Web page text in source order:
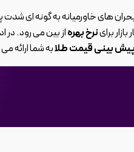
بحران های خاورمیانه به گونه ای
بازار براینرخ بهرهاز بین می رود. در
پیش بینی قیمت طلابه شما ارائه